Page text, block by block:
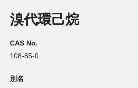
溴代環己烷
CAS No.
108-85-0
別名